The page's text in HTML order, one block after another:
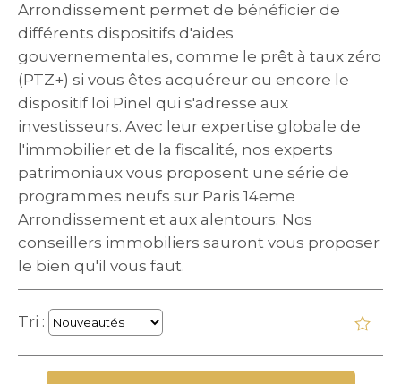
Arrondissement permet de bénéficier de
différents dispositifs d'aides
gouvernementales, comme le prêt à taux zéro
(PTZ+) si vous êtes acquéreur ou encore le
dispositif loi Pinel qui s'adresse aux
investisseurs. Avec leur expertise globale de
l'immobilier et de la fiscalité, nos experts
patrimoniaux vous proposent une série de
programmes neufs sur Paris 14eme
Arrondissement et aux alentours. Nos
conseillers immobiliers sauront vous proposer
le bien qu'il vous faut.
Tri :